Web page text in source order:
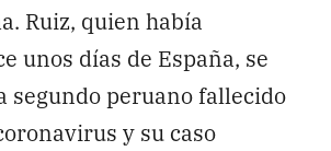
Ruiz, quien había
unos días de España, se
segundo peruano fallecido
y su caso